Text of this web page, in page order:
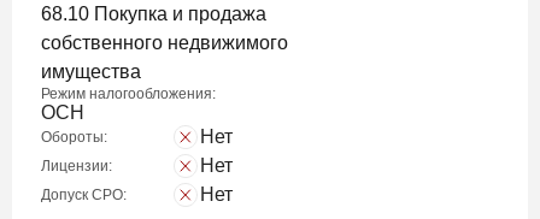
68.10 Покупка и продажа
собственного недвижимого
имущества
Режим налогообложения:
ОСН
Обороты: Нет
Лицензии: Нет
Допуск СРО: Нет